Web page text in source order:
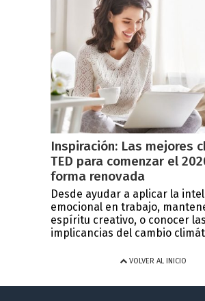
Inspiración: Las mejores
TED para comenzar el
forma renovada
Desde ayudar a aplicar la
emocional en trabajo,
espíritu creativo, o conocer las
implicancias del cambio
VOLVER AL INICIO